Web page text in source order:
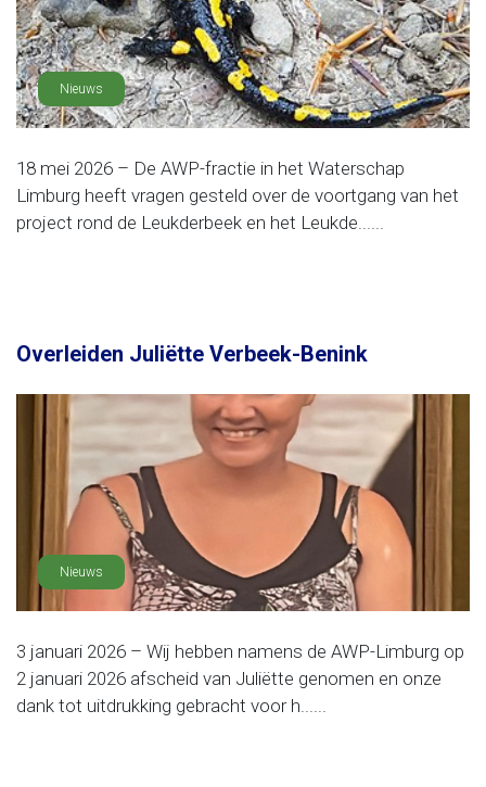
Nieuws
18 mei 2026 – De AWP-fractie in het Waterschap
Limburg heeft vragen gesteld over de voortgang van het
project rond de Leukderbeek en het Leukde......
Overleiden Juliëtte Verbeek-Benink
Nieuws
3 januari 2026 – Wij hebben namens de AWP-Limburg op
2 januari 2026 afscheid van Juliëtte genomen en onze
dank tot uitdrukking gebracht voor h......